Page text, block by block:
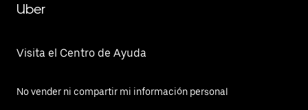
Uber
Visita el Centro de Ayuda
No vender ni compartir mi información personal